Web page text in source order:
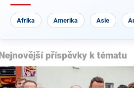
Afrika Amerika Asie
Nejnovější příspěvky k tématu